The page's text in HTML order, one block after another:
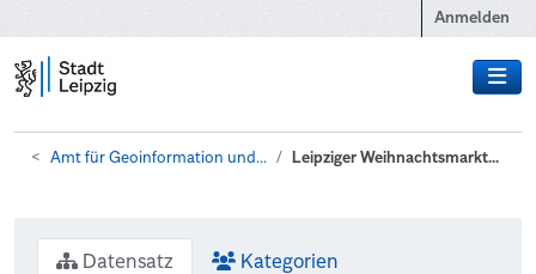
Anmelden
Amt für Geoinformation und... Leipziger Weihnachtsmarkt...
Datensatz Kategorien